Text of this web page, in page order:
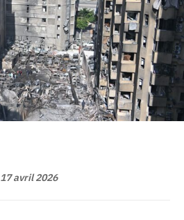
17 avril 2026